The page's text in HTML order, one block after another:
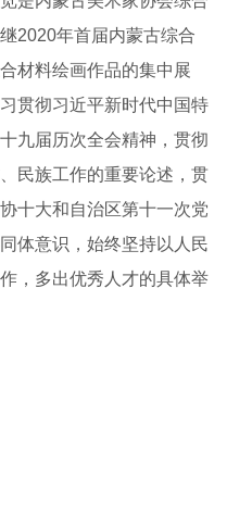
2020年首届内蒙古综合
材料绘画作品的集中展
贯彻习近平新时代中国特
九届历次全会精神，贯彻
民族工作的重要论述，贯
十大和自治区第十一次党
体意识，始终坚持以人民
，多出优秀人才的具体举